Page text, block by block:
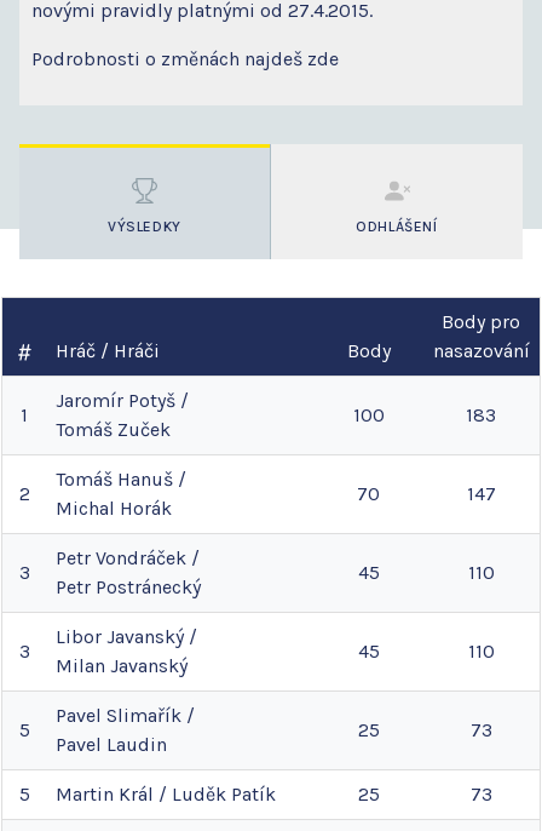
novými pravidly platnými od 27.4.2015.
Podrobnosti o změnách najdeš zde
VÝSLEDKY ODHLÁŠENÍ
Hráč / Hráči Body
Body pro
nasazování
1
Jaromír Potyš /
Tomáš Zuček
100 183
2
Tomáš Hanuš /
Michal Horák
70 147
3
Petr Vondráček /
Petr Postránecký
45 110
3
Libor Javanský/
Milan Javanský
45 110
5
Pavel Slimařík /
Pavel Laudin
25 73
5 Martin Král / Luděk Patík 25 73